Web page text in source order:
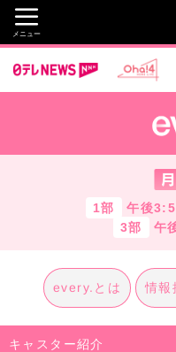
メニュー
1部 午後
3部
午
every.とは 情報
キャスター紹介